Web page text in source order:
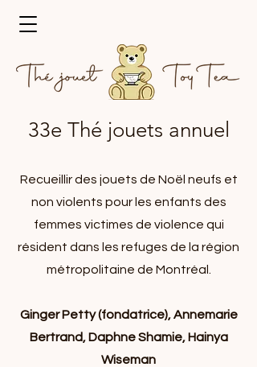
33e Thé jouets annuel
Recueillir des jouets de Noël neufs et
non violents pour les enfants des
femmes victimes de violence qui
résident dans les refuges de la région
métropolitaine de Montréal.
Ginger Petty (fondatrice), Annemarie
Bertrand, Daphne Shamie, Hainya
Wiseman